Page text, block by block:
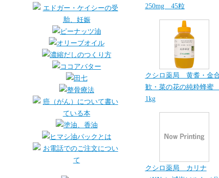
250mg 45粒
クシロ薬局 黄耆・金
歓・菜の花の純粋蜂
1kg
クシロ薬局 カリナ